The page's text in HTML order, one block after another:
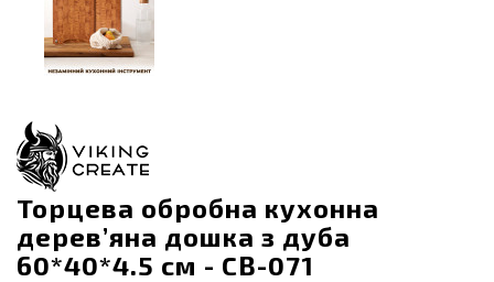
Торцева обробна кухонна
дерев’яна дошка з дуба
60*40*4.5 см - CB-071